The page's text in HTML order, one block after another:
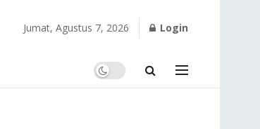
Jumat, Agustus 7, 2026 Login